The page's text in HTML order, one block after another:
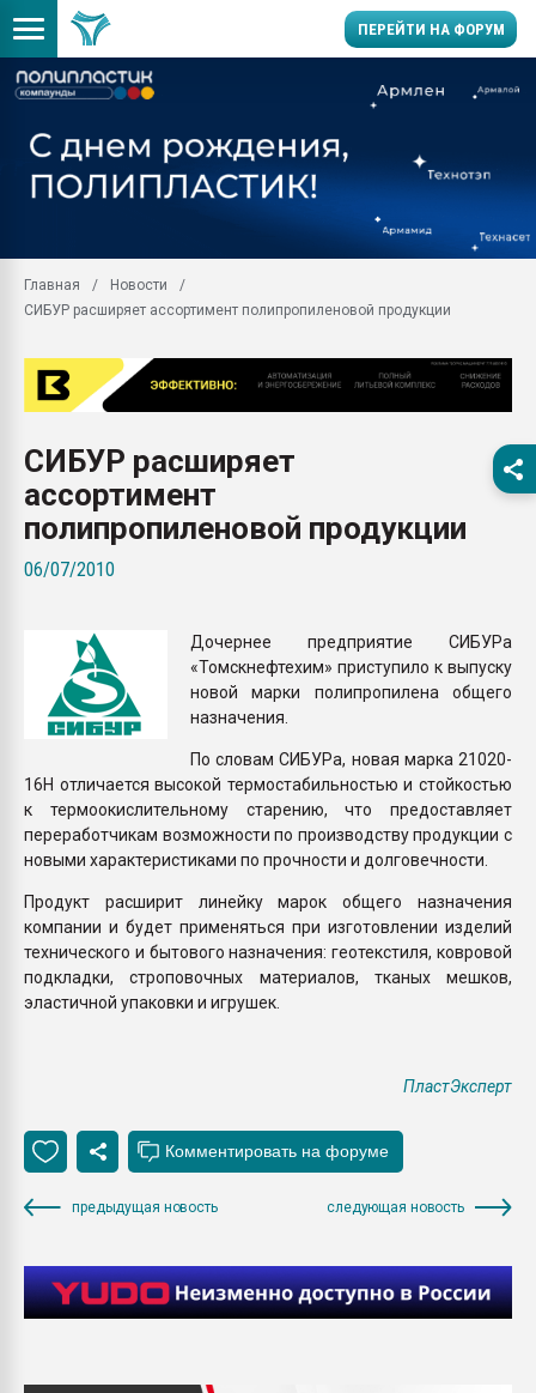
ПЕРЕЙТИ НА ФОРУМ
заводу пластмасс"
Подмосковье, Москва
28.07.2026
28.07.2026
ПЕРЕЙТИ НА
Главная
Новости
СИБУР расширяет ассортимент полипропиленовой продукции
СИБУР расширяет
ассортимент
полипропиленовой продукции
06/07/2010
Дочернее предприятие СИБУРа
«Томскнефтехим» приступило к выпуску
новой марки полипропилена общего
назначения.
По словам СИБУРа, новая марка 21020-
16Н отличается высокой термостабильностью и стойкостью
к термоокислительному старению, что предоставляет
переработчикам возможности по производству продукции с
новыми характеристиками по прочности и долговечности.
Продукт расширит линейку марок общего назначения
компании и будет применяться при изготовлении изделий
технического и бытового назначения: геотекстиля, ковровой
подкладки, строповочных материалов, тканых мешков,
эластичной упаковки и игрушек.
ПластЭксперт
предыдущая новость следующая новость